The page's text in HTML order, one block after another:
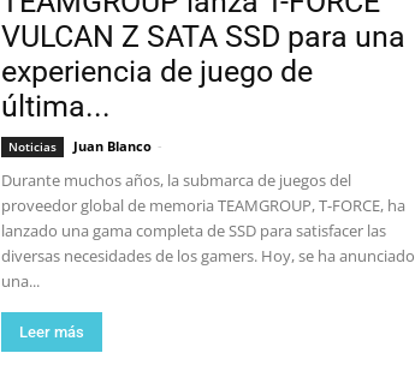
VULCAN Z SATA SSD para una
experiencia de juego de
última...
Noticias Juan Blanco -
Durante muchos años, la submarca de juegos del
proveedor global de memoria TEAMGROUP, T-FORCE, ha
lanzado una gama completa de SSD para satisfacer las
diversas necesidades de los gamers. Hoy, se ha anunciado
una...
Leer más